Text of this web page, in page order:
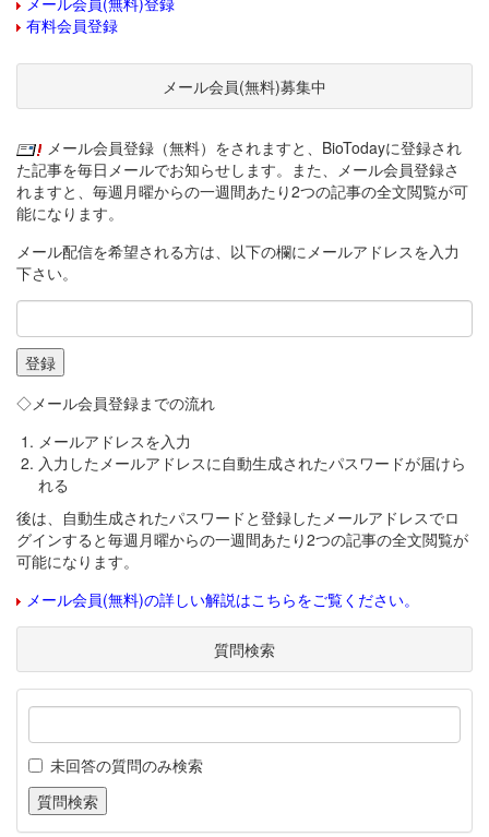
有料会員登録
メール会員(無料)募集中
メール会員登録（無料）をされますと、BioTodayに登録され
た記事を毎日メールでお知らせします。また、メール会員登録さ
れますと、毎週月曜からの一週間あたり2つの記事の全文閲覧が可
能になります。
メール配信を希望される方は、以下の欄にメールアドレスを入力
下さい。
◇メール会員登録までの流れ
メールアドレスを入力
入力したメールアドレスに自動生成されたパスワードが届けら
れる
後は、自動生成されたパスワードと登録したメールアドレスでロ
グインすると毎週月曜からの一週間あたり2つの記事の全文閲覧が
可能になります。
メール会員(無料)の詳しい解説はこちらをご覧ください。
質問検索
未回答の質問のみ検索